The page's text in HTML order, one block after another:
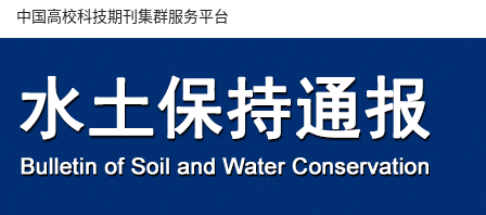
中国高校科技期刊集群服务平台